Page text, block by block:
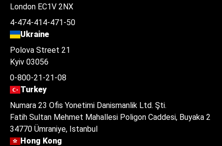
London EC1V 2NX
4-474-414-471-50
Ukraine
Polova Street 21
Kyiv 03056
0-800-21-21-08
Turkey
Numara 23 Ofis Yonetimi Danismanlik Ltd. Şti.
Fatih Sultan Mehmet Mahallesi Poligon Caddesi, Buyaka 2
34770 Ümraniye, Istanbul
Hong Kong